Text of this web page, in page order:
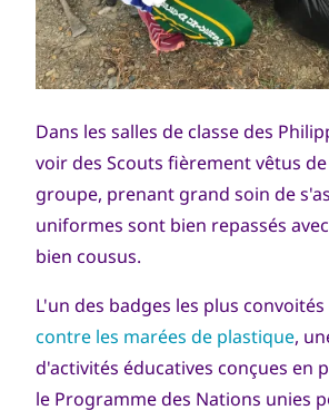
Dans les salles de classe des
voir des Scouts fièrement vêtus
groupe, prenant grand soin de
uniformes sont bien repassés
bien cousus.
L'un des badges les plus
contre les marées de plastique,
d'activités éducatives conçues en
le Programme des Nations unies